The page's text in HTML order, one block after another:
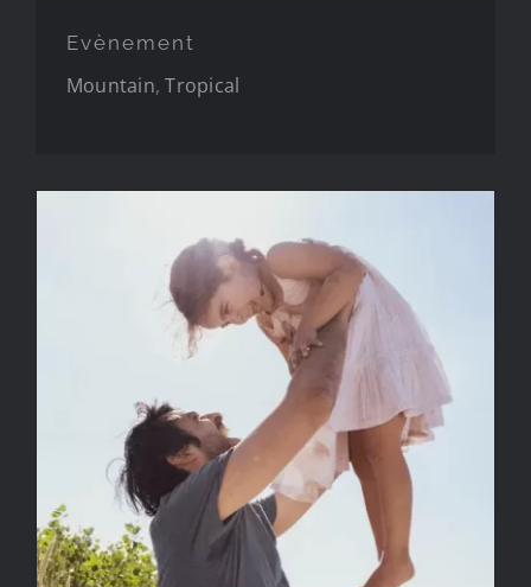
Evènement
Mountain,Tropical
Famille